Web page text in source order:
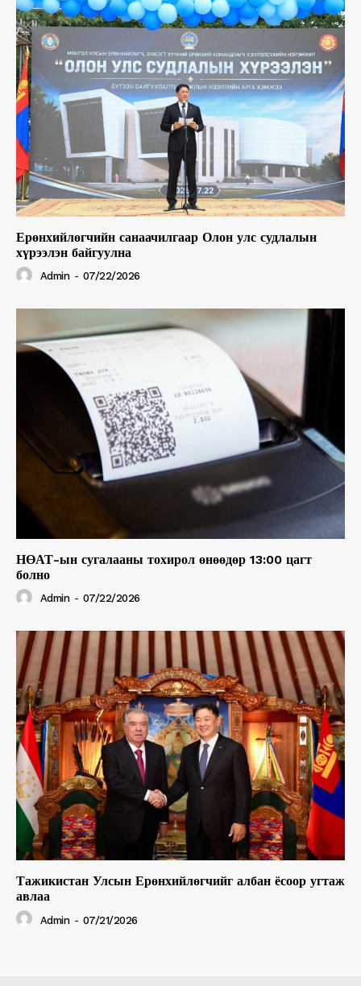
Ерөнхийлөгчийн санаачилгаар Олон улс судлалын
хүрээлэн байгуулна
Admin - 07/22/2026
НӨАТ-ын сугалааны тохирол өнөөдөр 13:00 цагт
болно
Admin - 07/22/2026
Тажикистан Улсын Ерөнхийлөгчийг албан ёсоор угтаж
авлаа
Admin - 07/21/2026